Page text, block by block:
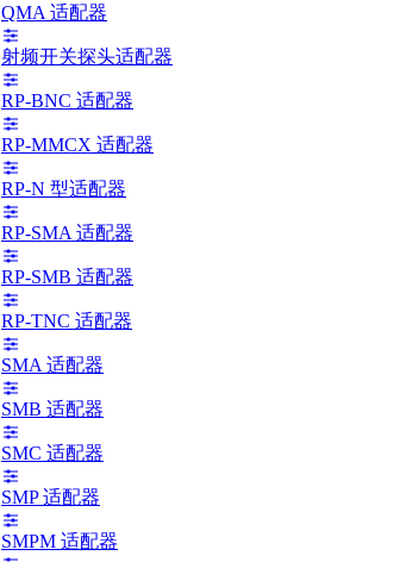
QMA 适配器
射频开关探头适配器
RP-BNC 适配器
RP-MMCX 适配器
RP-N 型适配器
RP-SMA 适配器
RP-SMB 适配器
RP-TNC 适配器
SMA 适配器
SMB 适配器
SMC 适配器
SMP 适配器
SMPM 适配器